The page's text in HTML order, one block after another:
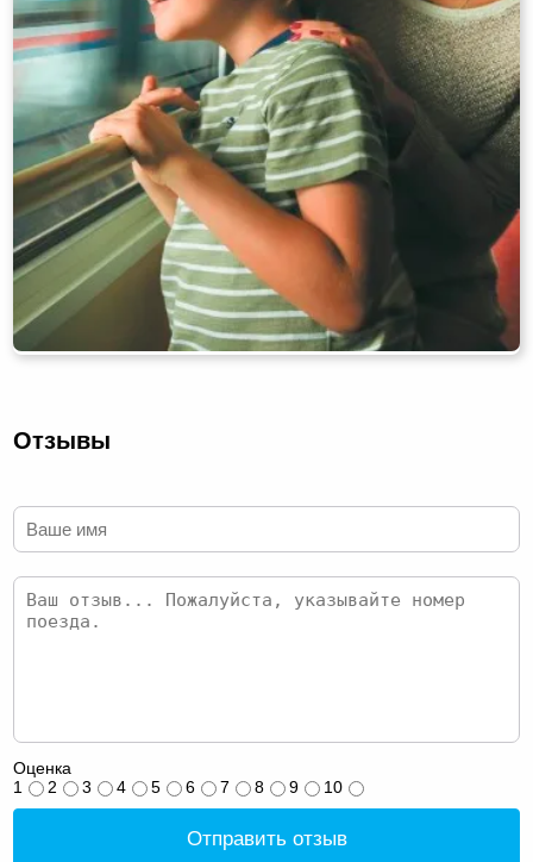
Отзывы
Оценка
1
2 3 4 5 6 7 8 9 10
Отправить отзыв